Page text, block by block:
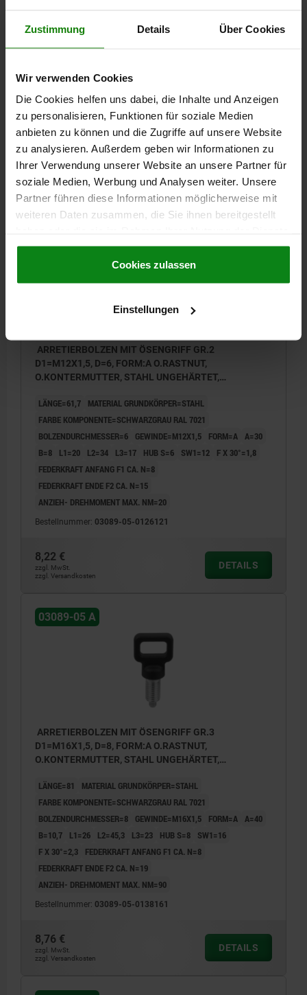
Zustimmung Details Über Cookies
Wir verwenden Cookies
Die Cookies helfen uns dabei, die Inhalte und Anzeigen
zu personalisieren, Funktionen für soziale Medien
anbieten zu können und die Zugriffe auf unsere Website
zu analysieren. Außerdem geben wir Informationen zu
Ihrer Verwendung unserer Website an unsere Partner für
soziale Medien, Werbung und Analysen weiter. Unsere
Partner führen diese Informationen möglicherweise mit
weiteren Daten zusammen, die Sie ihnen bereitgestellt
gesammelt haben.Cookie Richtlinien
Datenschutz|AGB
Cookies zulassen
Einstellungen
FARBE KOMPONENTE=SCHWARZGRAU RAL 7021
FEDERKRAFT ENDE F2 CA. N=12
ANZIEH- DREHMOMENT MAX. NM=15
Bestellnummer: 03089-05-0115101
zzgl. MwSt.
zzgl. Versandkosten
DETAILS
ARRETIERBOLZEN MIT ÖSENGRIFF GR.2
D1=M12X1,5, D=6, FORM:A O.RASTNUT,
O.KONTERMUTTER, STAHL UNGEHÄRTET,
LÄNGE=61,7
MATERIAL GRUNDKÖRPER=STAHL
FARBE KOMPONENTE=SCHWARZGRAU RAL 7021
BOLZENDURCHMESSER=6
GEWINDE=M12X1,5 FORM=A A=30
B=8
L1=20 L2=34 L3=17 HUB S=6 SW1=12
F X 30°=1,8
FEDERKRAFT ANFANG F1 CA. N=8
FEDERKRAFT ENDE F2 CA. N=15
ANZIEH- DREHMOMENT MAX. NM=20
Bestellnummer: 03089-05-0126121
8,22 €
zzgl. MwSt.
zzgl. Versandkosten
DETAILS
03089-05 A
ARRETIERBOLZEN MIT ÖSENGRIFF GR.3
D1=M16X1,5, D=8, FORM:A O.RASTNUT,
O.KONTERMUTTER, STAHL UNGEHÄRTET,
LÄNGE=81
MATERIAL GRUNDKÖRPER=STAHL
FARBE KOMPONENTE=SCHWARZGRAU RAL 7021
BOLZENDURCHMESSER=8
GEWINDE=M16X1,5 FORM=A A=40
B=10,7
L1=26 L2=45,3 L3=23 HUB S=8
SW1=16
F X 30°=2,3
FEDERKRAFT ANFANG F1 CA. N=8
FEDERKRAFT ENDE F2 CA. N=19
ANZIEH- DREHMOMENT MAX. NM=90
Bestellnummer: 03089-05-0138161
8,76 €
zzgl. MwSt.
zzgl. Versandkosten
DETAILS